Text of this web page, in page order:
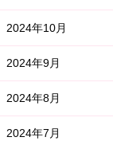
2024年10月
2024年9月
2024年8月
2024年7月